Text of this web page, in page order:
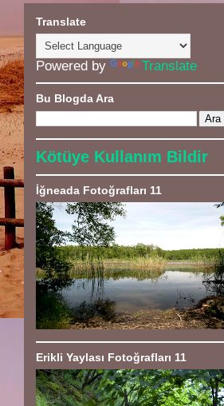
Translate
Powered by Translate
Bu Blogda Ara
Kötüye Kullanım Bildir
İğneada Fotoğrafları 11
Erikli Yaylası Fotoğrafları 11